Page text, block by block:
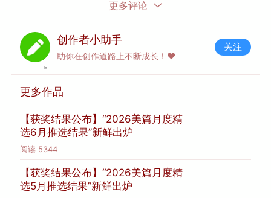
最适合自己的那一个。
比如，下图中的文章获得了较多的阅读、评
论、点赞、转发。这位美友非常擅长旅行领域
创作，并且也得到了很多美友的喜欢。
更多评论
创作者小助手
助你在创作道路上不断成长！❤️
关注
更多作品
【获奖结果公布】“2026美篇月度精
选6月推选结果”新鲜出炉
阅读 5344
【获奖结果公布】“2026美篇月度精
选5月推选结果”新鲜出炉